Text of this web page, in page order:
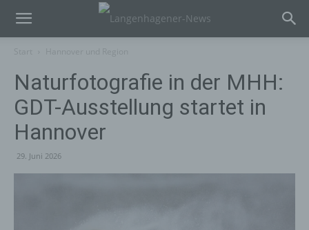
Naturfotografie in der MHH:
GDT-Ausstellung startet in
Hannover
29. Juni 2026